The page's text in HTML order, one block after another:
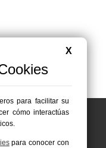
X
para facilitar su
cómo interactúas
para conocer con